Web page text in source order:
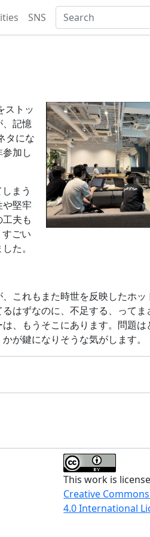
SNS
ストッ
、記憶
タにな
加し
まう
堅牢
夫も
ごい
た。
これもまた時世を反映したホッ
はずなのに、不足する、ってま
、もうそこにあります。問題は
が鍵になりそうな気がします。
This work is
Creative
4.0 International